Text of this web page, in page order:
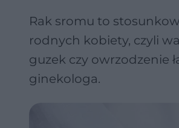
Rak sromu to
rodnych kobiety, czyli
guzek czy owrzodzenie
ginekologa.